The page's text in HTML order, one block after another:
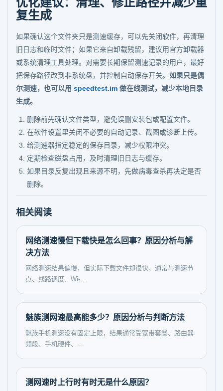
复生成
如果确认这个文件夹只是测速缓存，可以先关闭软件，再清理
旧日志和临时文件；如果它来自卸载残留，建议用官方卸载器
或系统清理工具处理。对需要长期保留测速记录的用户，最好
把保存路径改到非系统盘，并控制自动保存开关。 如果只是偶
尔测速，也可以用 speedtest.im 做在线测试，减少本地目录
生成。
删除前先确认文件类型，避免误删安装包或配置文件。
在软件设置里关闭不必要的自动记录、截图或诊断上传。
给测速器指定稳定的保存目录，减少权限冲突。
定期检查磁盘占用，及时清理旧日志与缓存。
如果目录反复出现且来源不明，先做病毒查杀再决定是否
删除。
相关阅读
网络测速慢但下载快是怎么回事？原因分析与解
决方法
网络测速结果偏慢，但实际下载文件却很快，通常与测速节
点、线路调度、Wi-...
魅族测网速最高能多少？原因分析与判断方法
魅族手机测速没有固定上限，结果通常受宽带套餐、路由器
频段、手机硬件、...
测网速时上行时有时无是什么原因？